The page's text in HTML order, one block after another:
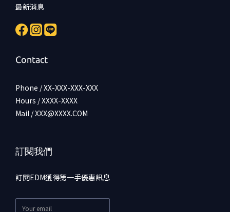
最新消息
Contact
Phone / XX-XXX-XXX-XXX
Hours / XXXX-XXXX
Mail / XXX@XXXX.COM
訂閱我們
訂閱EDM獲得第一手優惠訊息